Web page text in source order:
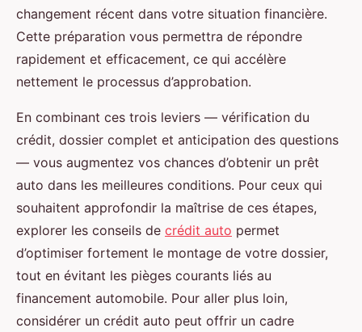
changement récent dans votre situation financière.
Cette préparation vous permettra de répondre
rapidement et efficacement, ce qui accélère
nettement le processus d’approbation.
En combinant ces trois leviers — vérification du
crédit, dossier complet et anticipation des questions
— vous augmentez vos chances d’obtenir un prêt
auto dans les meilleures conditions. Pour ceux qui
souhaitent approfondir la maîtrise de ces étapes,
explorer les conseils de crédit auto permet
d’optimiser fortement le montage de votre dossier,
tout en évitant les pièges courants liés au
financement automobile. Pour aller plus loin,
considérer un crédit auto peut offrir un cadre